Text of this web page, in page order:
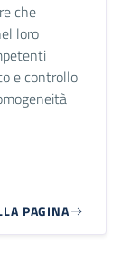
che
loro
e controllo
PAGINA